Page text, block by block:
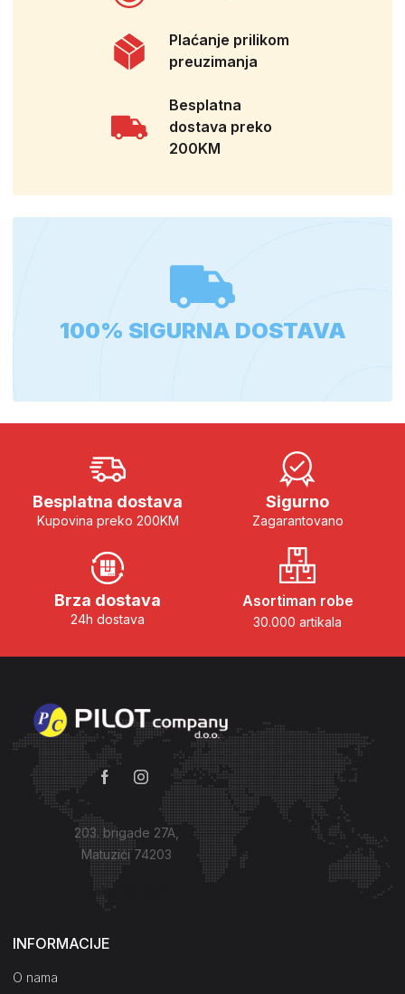
Plaćanje prilikom
preuzimanja
Besplatna
dostava preko
200KM
100% SIGURNA DOSTAVA
Besplatna dostava
Kupovina preko 200KM
Sigurno
Zagarantovano
Brza dostava
24h dostava
Asortiman robe
30.000 artikala
203. brigade 27A,
Matuzići 74203
Kako do nas?
INFORMACIJE
O nama